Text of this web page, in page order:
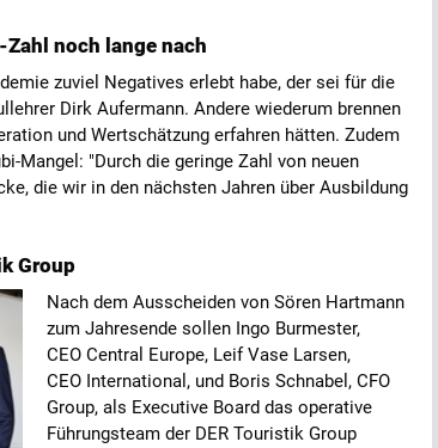
noch lange nach
zuviel Negatives erlebt habe, der sei für die
Dirk Aufermann. Andere wiederum brennen
und Wertschätzung erfahren hätten. Zudem
Mangel: "Durch die geringe Zahl von neuen
die wir in den nächsten Jahren über Ausbildung
Group
Nach dem Ausscheiden von Sören Hartmann
zum Jahresende sollen Ingo Burmester,
CEO Central Europe, Leif Vase Larsen,
CEO International, und Boris Schnabel, CFO
Group, als Executive Board das operative
Führungsteam der DER Touristik Group